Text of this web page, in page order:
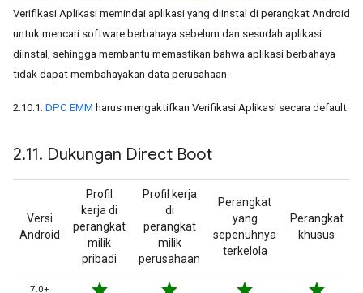
Verifikasi Aplikasi memindai aplikasi yang diinstal di perangkat Android
untuk mencari software berbahaya sebelum dan sesudah aplikasi
diinstal, sehingga membantu memastikan bahwa aplikasi berbahaya
tidak dapat membahayakan data perusahaan.
2.10.1. DPC EMM harus mengaktifkan Verifikasi Aplikasi secara default.
2.11. Dukungan Direct Boot
Versi
Android
Profil
kerja di
perangkat
milik
pribadi
Profil kerja
di
perangkat
milik
perusahaan
Perangkat
yang
sepenuhnya
terkelola
Perangkat
khusus
7.0+